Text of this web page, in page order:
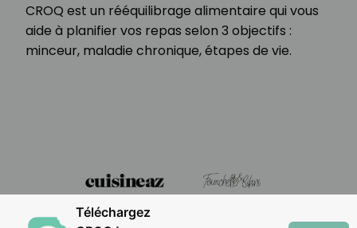
CROQ est un rééquilibrage alimentaire qui vous
aide à planifier vos repas selon 3 objectifs :
minceur, maladie chronique, étapes de vie.
Téléchargez